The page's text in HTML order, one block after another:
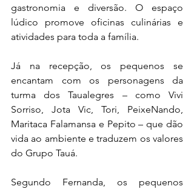
gastronomia e diversão. O espaço
lúdico promove oficinas culinárias e
atividades para toda a família.
Já na recepção, os pequenos se
encantam com os personagens da
turma dos Taualegres – como Vivi
Sorriso, Jota Vic, Tori, PeixeNando,
Maritaca Falamansa e Pepito – que dão
vida ao ambiente e traduzem os valores
do Grupo Tauá.
Segundo Fernanda, os pequenos